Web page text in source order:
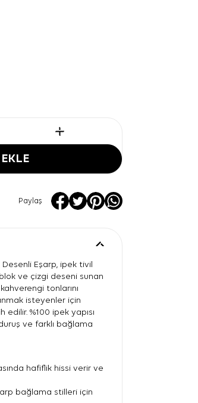
Paylaş
Eşarp, ipek tivil
ve çizgi deseni sunan
tonlarını
isteyenler için
%100 ipek yapısı
ve farklı bağlama
hafiflik hissi verir ve
bağlama stilleri için